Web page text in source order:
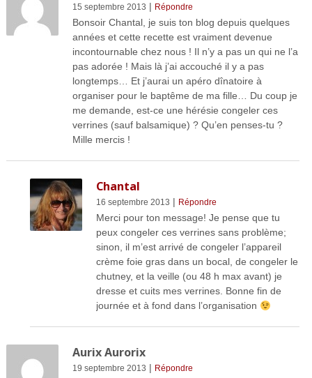
15 septembre 2013 | Répondre
Bonsoir Chantal, je suis ton blog depuis quelques
années et cette recette est vraiment devenue
incontournable chez nous ! Il n’y a pas un qui ne l’a
pas adorée ! Mais là j’ai accouché il y a pas
longtemps… Et j’aurai un apéro dînatoire à
organiser pour le baptême de ma fille… Du coup je
me demande, est-ce une hérésie congeler ces
verrines (sauf balsamique) ? Qu’en penses-tu ?
Mille mercis !
Chantal
16 septembre 2013 | Répondre
Merci pour ton message! Je pense que tu
peux congeler ces verrines sans problème;
sinon, il m’est arrivé de congeler l’appareil
crème foie gras dans un bocal, de congeler le
chutney, et la veille (ou 48 h max avant) je
dresse et cuits mes verrines. Bonne fin de
journée et à fond dans l’organisation
Aurix Aurorix
19 septembre 2013 | Répondre